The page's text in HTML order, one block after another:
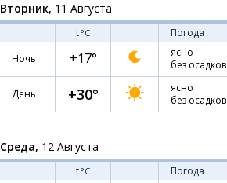
Вторник, 11 Августа
t°C Погода
Ночь
+17°
ясно
без осадков
День +30°
ясно
без осадков
Среда, 12 Августа
t°C Погода